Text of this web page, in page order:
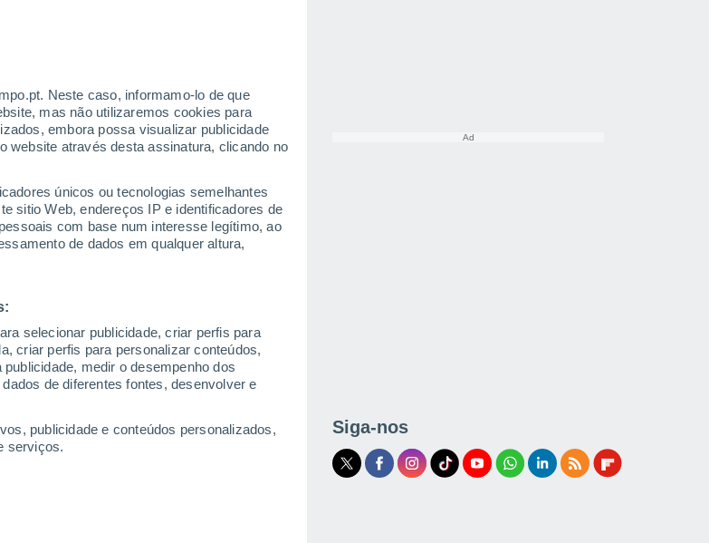
Neste caso, informamo-lo de que
mas não utilizaremos cookies para
embora possa visualizar publicidade
website através desta assinatura, clicando no
únicos ou tecnologias semelhantes
sitio Web, endereços IP e identificadores de
com base num interesse legítimo, ao
de dados em qualquer altura,
selecionar publicidade, criar perfis para
criar perfis para personalizar conteúdos,
medir o desempenho dos
de diferentes fontes, desenvolver e
publicidade e conteúdos personalizados,
serviços.
33°
Jean-
19°
Jonzac
33°
Siga-nos